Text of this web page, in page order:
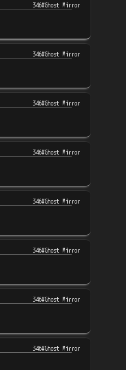
346#Ghost Mirror
346#Ghost Mirror
346#Ghost Mirror
346#Ghost Mirror
346#Ghost Mirror
346#Ghost Mirror
346#Ghost Mirror
346#Ghost Mirror